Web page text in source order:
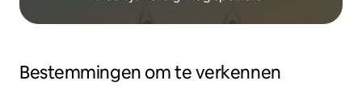
Bestemmingen om te verkennen